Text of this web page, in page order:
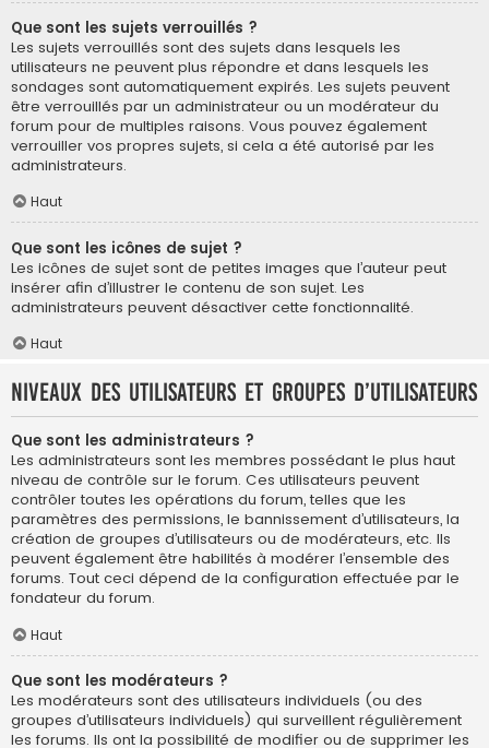
Que sont les sujets verrouillés ?
Les sujets verrouillés sont des sujets dans lesquels les
utilisateurs ne peuvent plus répondre et dans lesquels les
sondages sont automatiquement expirés. Les sujets peuvent
être verrouillés par un administrateur ou un modérateur du
forum pour de multiples raisons. Vous pouvez également
verrouiller vos propres sujets, si cela a été autorisé par les
administrateurs.
Haut
Que sont les icônes de sujet ?
Les icônes de sujet sont de petites images que l’auteur peut
insérer afin d’illustrer le contenu de son sujet. Les
administrateurs peuvent désactiver cette fonctionnalité.
Haut
Niveaux des utilisateurs et groupes d’utilisateurs
Que sont les administrateurs ?
Les administrateurs sont les membres possédant le plus haut
niveau de contrôle sur le forum. Ces utilisateurs peuvent
contrôler toutes les opérations du forum, telles que les
paramètres des permissions, le bannissement d’utilisateurs, la
création de groupes d’utilisateurs ou de modérateurs, etc. Ils
peuvent également être habilités à modérer l’ensemble des
forums. Tout ceci dépend de la configuration effectuée par le
fondateur du forum.
Haut
Que sont les modérateurs ?
Les modérateurs sont des utilisateurs individuels (ou des
groupes d’utilisateurs individuels) qui surveillent régulièrement
les forums. Ils ont la possibilité de modifier ou de supprimer les